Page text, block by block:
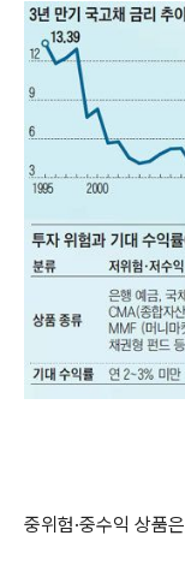
중위험·중수익 상품은